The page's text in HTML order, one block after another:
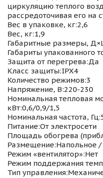
циркуляцию теплого
рассредоточивая его на
Вес в упаковке, кг:2,6
Вес, кг:1,9
Габаритные размеры,
Габариты упакованного
Защита от перегрева:Да
Класс защиты:IPX4
Количество режимов:3
Напряжение, В:220-230
Номинальная тепловая
кВт:0,6/0,9/1,5
Номинальная частота,
Питание:От электросети
Площадь обогрева
Размещение:Напольное /
Режим «вентилятор»:Нет
Режим поддержания
Тип